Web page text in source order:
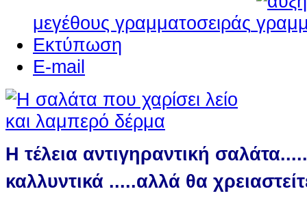
μεγέθους γραμματοσειράς
Εκτύπωση
E-mail
Η τέλεια αντιγηραντική
καλλυντικά .....αλλά θα